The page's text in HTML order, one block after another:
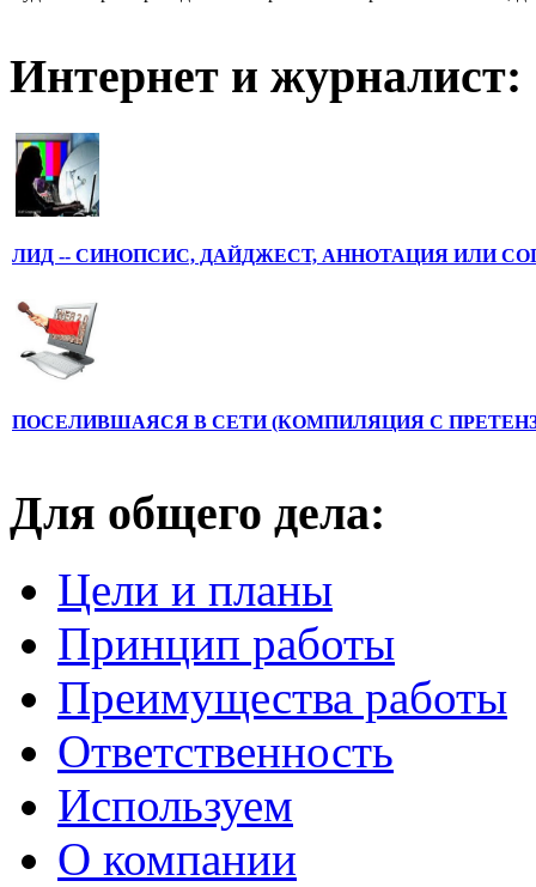
Интернет и журналист:
ЛИД -- СИНОПСИС, ДАЙДЖЕСТ, АННОТАЦИЯ ИЛИ
ПОСЕЛИВШАЯСЯ В СЕТИ (КОМПИЛЯЦИЯ С
Для общего дела:
Цели и планы
Принцип работы
Преимущества работы
Ответственность
Используем
О компании